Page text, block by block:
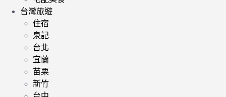
台灣旅遊
住宿
泉記
台北
宜蘭
苗栗
新竹